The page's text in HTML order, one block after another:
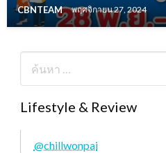
CBNTEAM พฤศจิกายน 27, 2024
Lifestyle & Review
@chillwonpai